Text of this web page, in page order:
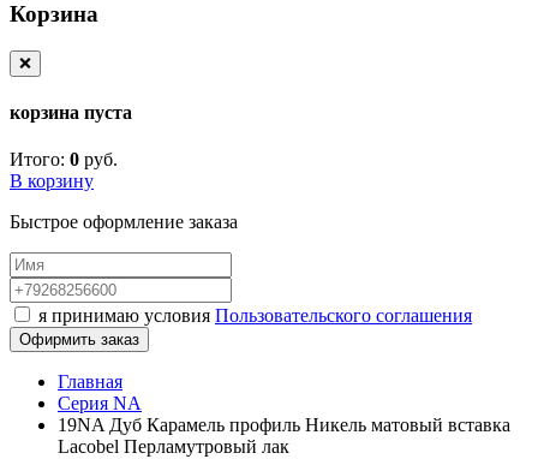
Корзина
❌
корзина пуста
Итого: 0 руб.
В корзину
Быстрое оформление заказа
я принимаю условия Пользовательского соглашения
Офирмить заказ
Главная
Серия NA
19NA Дуб Карамель профиль Никель матовый вставка
Lacobel Перламутровый лак